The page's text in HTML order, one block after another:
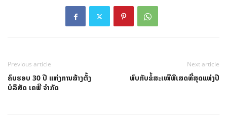
Previous article
ຄົບຮອບ 30 ປີ ແຫ່ງການສ້າງຕັ້ງ
ບໍລິສັດ ເຄພີ ຈໍາກັດ
Next article
ພົບກັບຂໍ້ສະເໜີພິເສດທີ່ສຸດແຫ່ງປີ